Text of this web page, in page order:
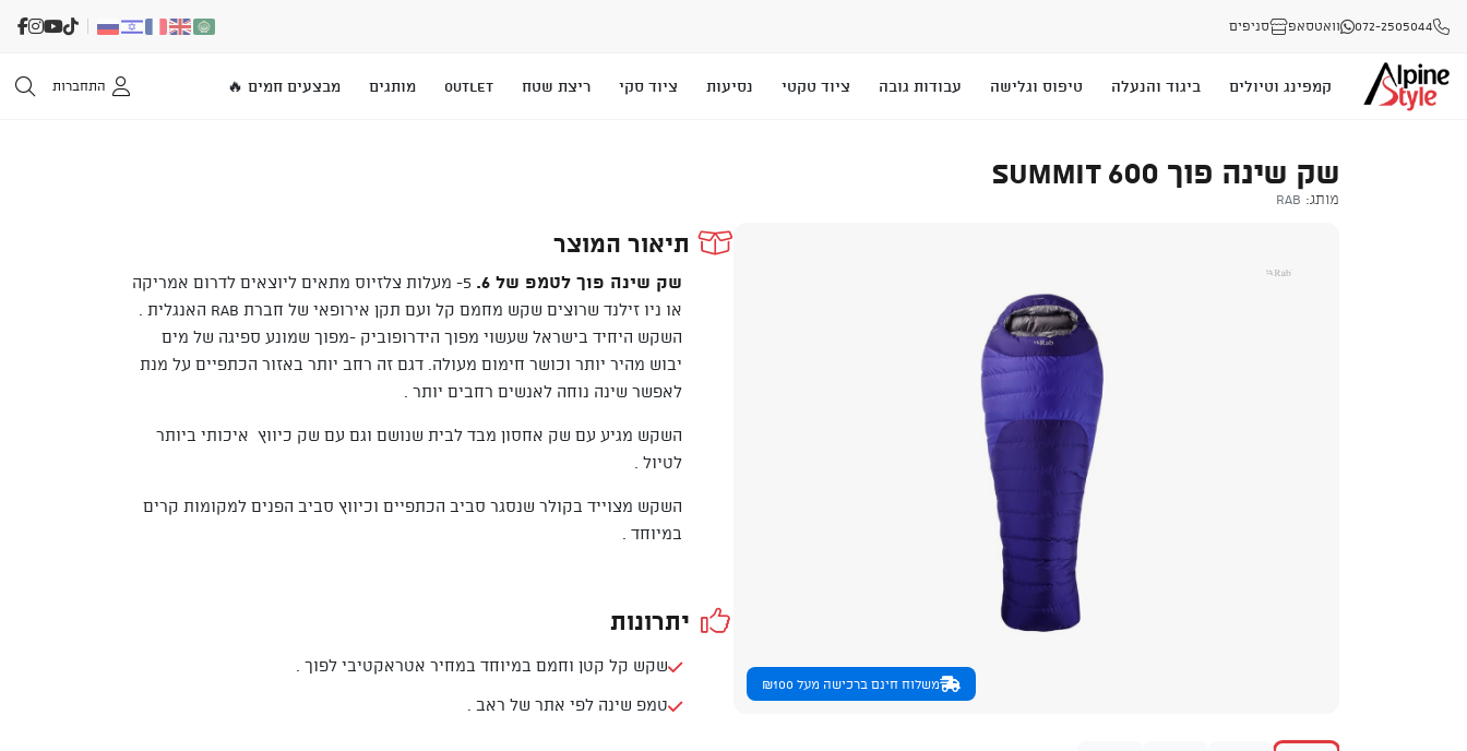
072-2505044 וואטסאפ סניפים
קמפינג וטיולים ביגוד והנעלה טיפוס וגלישה עבודות גובה ציוד טקטי נסיעות ציוד סקי ריצת שטח OUTLET מותגים מבצעים חמים 🔥 התחברות
שק שינה פוך SUMMIT 600
מותג: Rab
משלוח חינם ברכישה מעל ₪100
תיאור המוצר
שק שינה פוך לטמפ של 6.
5- מעלות צלזיוס מתאים ליוצאים לדרום אמריקה
או ניו זילנד שרוצים שקש מחמם קל ועם תקן אירופאי של חברת Rab האנגלית .
השקש היחיד בישראל שעשוי מפוך הידרופוביק -מפוך שמונע ספיגה של מים
יבוש מהיר יותר וכושר חימום מעולה. דגם זה רחב יותר באזור הכתפיים על מנת
לאפשר שינה נוחה לאנשים רחבים יותר .
השקש מגיע עם שק אחסון מבד לבית שנושם וגם עם שק כיווץ איכותי ביותר
לטיול .
השקש מצוייד בקולר שנסגר סביב הכתפיים וכיווץ סביב הפנים למקומות קרים
במיוחד .
יתרונות
שקש קל קטן וחמם במיוחד במחיר אטראקטיבי לפוך .
טמפ שינה לפי אתר של ראב .